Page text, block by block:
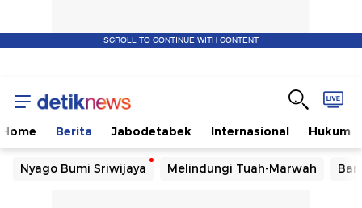
SCROLL TO CONTINUE WITH CONTENT
Home Berita Jabodetabek Internasional Hukum
Nyago Bumi Sriwijaya Melindungi Tuah-Marwah